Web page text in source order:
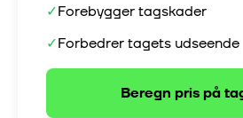
✓Forebygger tagskader
✓Forbedrer tagets udseende
Beregn pris på